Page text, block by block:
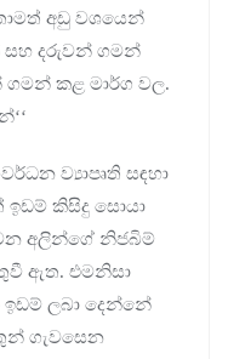
අඩු වශයෙන්
සහ දරුවන් ගමන්
කළ මාර්ග වල.
ව්‍යාපෘති සඳහා
ඉඩම් කිසිදු සොයා
අලින්ගේ නිජබිම්
ඇත. එමනිසා
ඉඩම් ලබා දෙන්නේ
ගැවසෙන